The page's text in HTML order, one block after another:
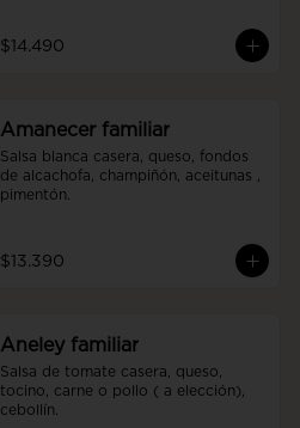
$14.490
Amanecer familiar
Salsa blanca casera, queso, fondos
de alcachofa, champiñón, aceitunas ,
pimentón.
$13.390
Aneley familiar
Salsa de tomate casera, queso,
tocino, carne o pollo ( a elección),
cebollín.